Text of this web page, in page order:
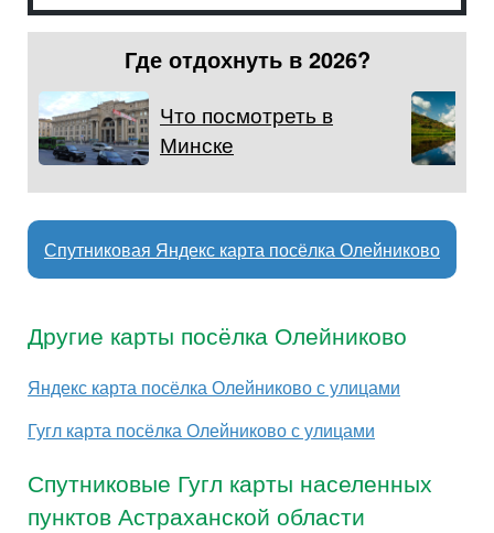
Где отдохнуть в 2026?
Что посмотреть в
Минске
Спутниковая Яндекс карта посёлка Олейниково
Другие карты посёлка Олейниково
Яндекс карта посёлка Олейниково с улицами
Гугл карта посёлка Олейниково с улицами
Спутниковые Гугл карты населенных
пунктов Астраханской области